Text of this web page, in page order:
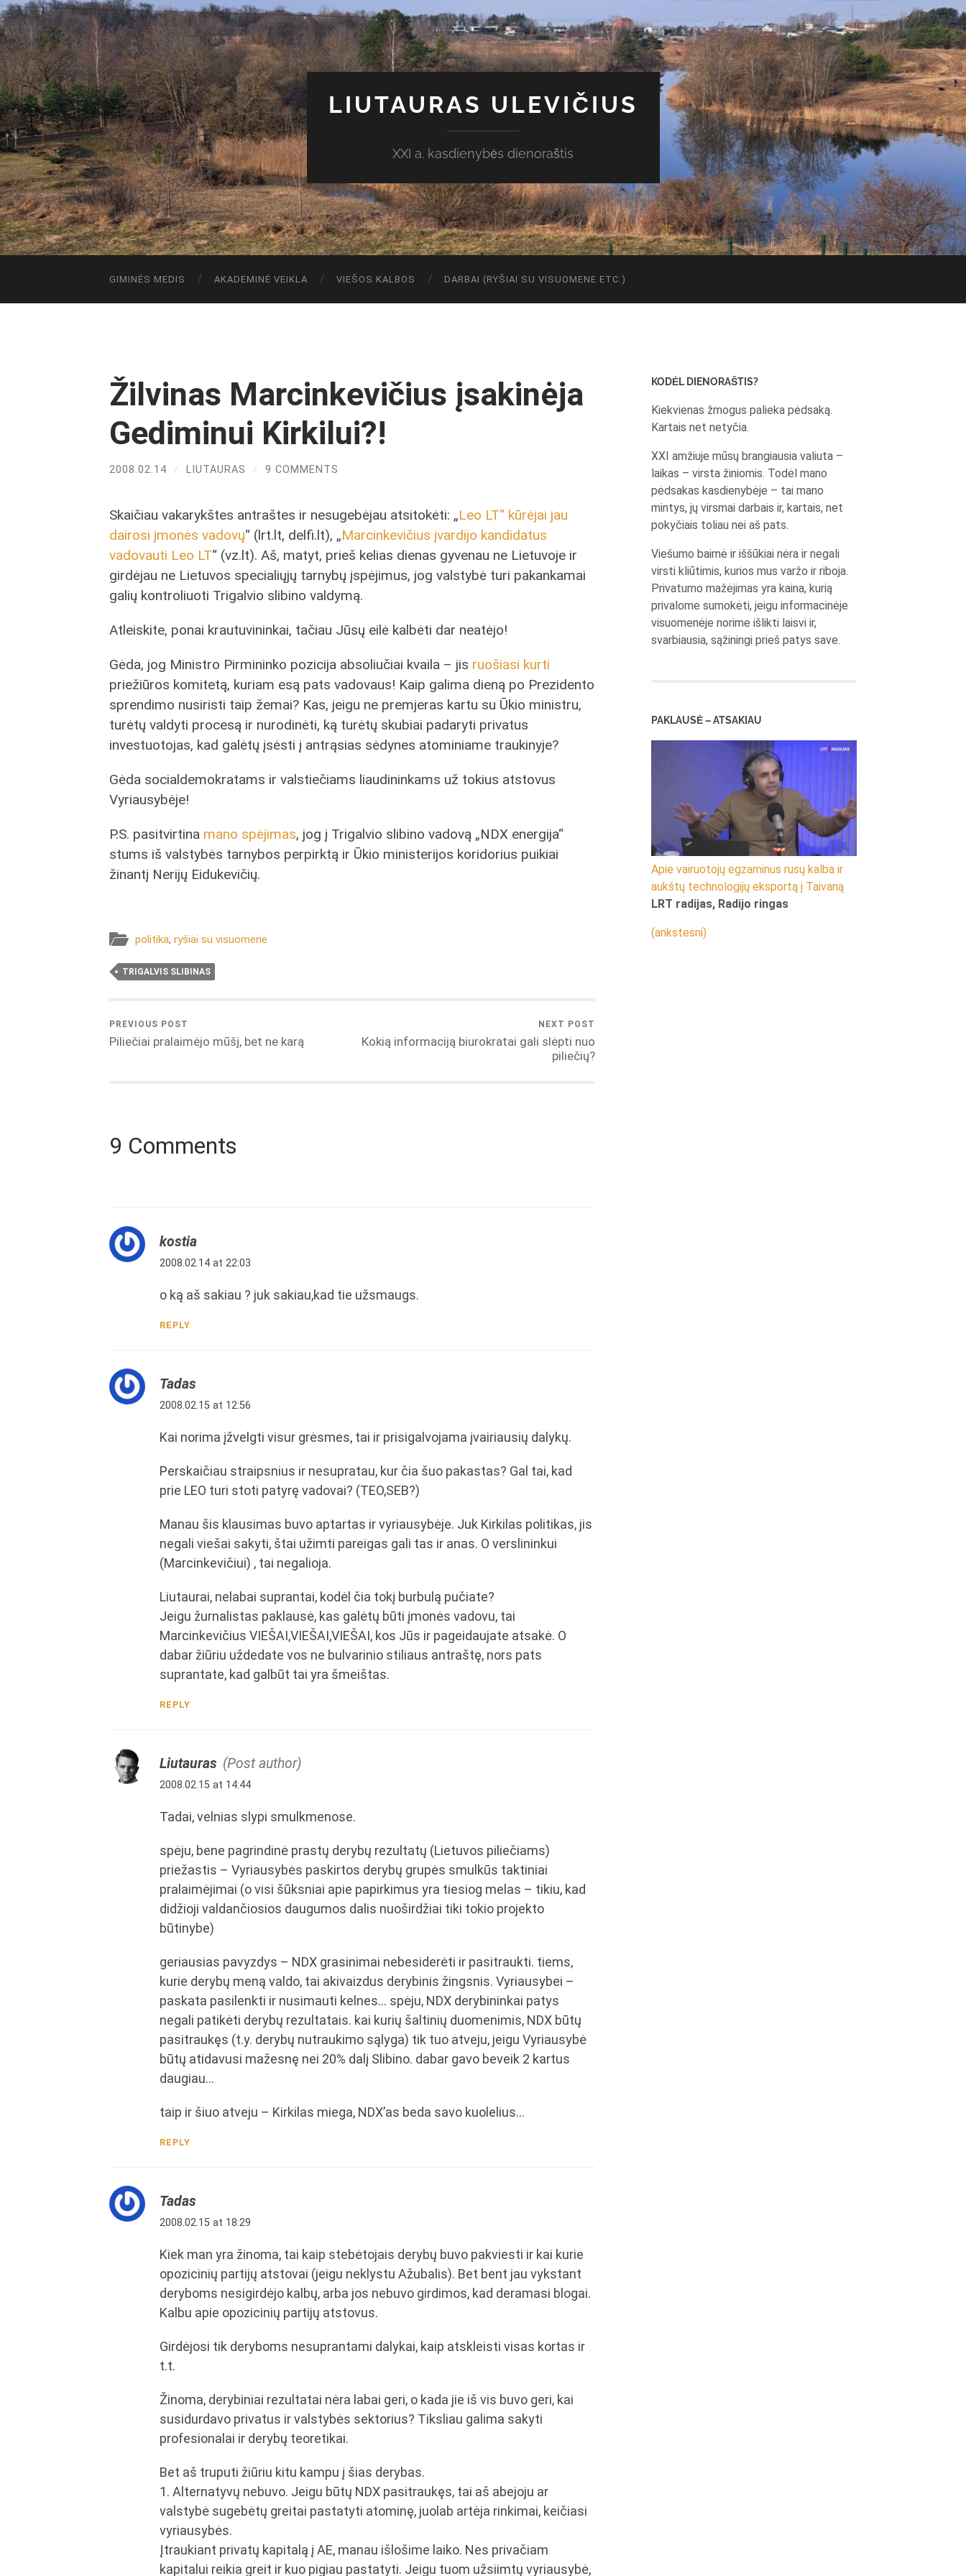
LIUTAURAS ULEVIČIUS
XXI a. kasdienybės dienoraštis
GIMINĖS MEDIS AKADEMINĖ VEIKLA VIEŠOS KALBOS DARBAI (RYŠIAI SU VISUOMENE ETC.)
Žilvinas Marcinkevičius įsakinėja
Gediminui Kirkilui?!
2008.02.14 / LIUTAURAS / 9 COMMENTS
Skaičiau vakarykštes antraštes ir nesugebėjau atsitokėti: „Leo LT“ kūrėjai jau
dairosi įmonės vadovų“ (lrt.lt, delfi.lt), „Marcinkevičius įvardijo kandidatus
vadovauti Leo LT“ (vz.lt). Aš, matyt, prieš kelias dienas gyvenau ne Lietuvoje ir
girdėjau ne Lietuvos specialiųjų tarnybų įspėjimus, jog valstybė turi pakankamai
galių kontroliuoti Trigalvio slibino valdymą.
Atleiskite, ponai krautuvininkai, tačiau Jūsų eilė kalbėti dar neatėjo!
Gėda, jog Ministro Pirmininko pozicija absoliučiai kvaila – jis ruošiasi kurti
priežiūros komitetą, kuriam esą pats vadovaus! Kaip galima dieną po Prezidento
sprendimo nusiristi taip žemai? Kas, jeigu ne premjeras kartu su Ūkio ministru,
turėtų valdyti procesą ir nurodinėti, ką turėtų skubiai padaryti privatus
investuotojas, kad galėtų įsėsti į antrąsias sėdynes atominiame traukinyje?
Gėda socialdemokratams ir valstiečiams liaudininkams už tokius atstovus
Vyriausybėje!
P.S. pasitvirtina mano spėjimas, jog į Trigalvio slibino vadovą „NDX energija“
stums iš valstybės tarnybos perpirktą ir Ūkio ministerijos koridorius puikiai
žinantį Nerijų Eidukevičių.
politika, ryšiai su visuomene
TRIGALVIS SLIBINAS
PREVIOUS POST
Piliečiai pralaimėjo mūšį, bet ne karą
NEXT POST
Kokią informaciją biurokratai gali slėpti nuo
piliečių?
9 Comments
kostia
2008.02.14 at 22:03
o ką aš sakiau ? juk sakiau,kad tie užsmaugs.
REPLY
Tadas
2008.02.15 at 12:56
Kai norima įžvelgti visur grėsmes, tai ir prisigalvojama įvairiausių dalykų.
Perskaičiau straipsnius ir nesupratau, kur čia šuo pakastas? Gal tai, kad
prie LEO turi stoti patyrę vadovai? (TEO,SEB?)
Manau šis klausimas buvo aptartas ir vyriausybėje. Juk Kirkilas politikas, jis
negali viešai sakyti, štai užimti pareigas gali tas ir anas. O verslininkui
(Marcinkevičiui) , tai negalioja.
Liutaurai, nelabai suprantai, kodėl čia tokį burbulą pučiate?
Jeigu žurnalistas paklausė, kas galėtų būti įmonės vadovu, tai
Marcinkevičius VIEŠAI,VIEŠAI,VIEŠAI, kos Jūs ir pageidaujate atsakė. O
dabar žiūriu uždedate vos ne bulvarinio stiliaus antraštę, nors pats
suprantate, kad galbūt tai yra šmeištas.
REPLY
Liutauras (Post author)
2008.02.15 at 14:44
Tadai, velnias slypi smulkmenose.
spėju, bene pagrindinė prastų derybų rezultatų (Lietuvos piliečiams)
priežastis – Vyriausybės paskirtos derybų grupės smulkūs taktiniai
pralaimėjimai (o visi šūksniai apie papirkimus yra tiesiog melas – tikiu, kad
didžioji valdančiosios daugumos dalis nuoširdžiai tiki tokio projekto
būtinybe)
geriausias pavyzdys – NDX grasinimai nebesiderėti ir pasitraukti. tiems,
kurie derybų meną valdo, tai akivaizdus derybinis žingsnis. Vyriausybei –
paskata pasilenkti ir nusimauti kelnes… spėju, NDX derybininkai patys
negali patikėti derybų rezultatais. kai kurių šaltinių duomenimis, NDX būtų
pasitraukęs (t.y. derybų nutraukimo sąlyga) tik tuo atveju, jeigu Vyriausybė
būtų atidavusi mažesnę nei 20% dalį Slibino. dabar gavo beveik 2 kartus
daugiau…
taip ir šiuo atveju – Kirkilas miega, NDX’as beda savo kuolelius…
REPLY
Tadas
2008.02.15 at 18:29
Kiek man yra žinoma, tai kaip stebėtojais derybų buvo pakviesti ir kai kurie
opozicinių partijų atstovai (jeigu neklystu Ažubalis). Bet bent jau vykstant
deryboms nesigirdėjo kalbų, arba jos nebuvo girdimos, kad deramasi blogai.
Kalbu apie opozicinių partijų atstovus.
Girdėjosi tik deryboms nesuprantami dalykai, kaip atskleisti visas kortas ir
t.t.
Žinoma, derybiniai rezultatai nėra labai geri, o kada jie iš vis buvo geri, kai
susidurdavo privatus ir valstybės sektorius? Tiksliau galima sakyti
profesionalai ir derybų teoretikai.
Bet aš truputi žiūriu kitu kampu į šias derybas.
1. Alternatyvų nebuvo. Jeigu būtų NDX pasitraukęs, tai aš abejoju ar
valstybė sugebėtų greitai pastatyti atominę, juolab artėja rinkimai, keičiasi
vyriausybės.
Įtraukiant privatų kapitalą į AE, manau išlošime laiko. Nes privačiam
kapitalui reikia greit ir kuo pigiau pastatyti. Jeigu tuom užsiimtų vyriausybė,
KODĖL DIENORAŠTIS?
Kiekvienas žmogus palieka pėdsaką.
Kartais net netyčia.
XXI amžiuje mūsų brangiausia valiuta –
laikas – virsta žiniomis. Todėl mano
pėdsakas kasdienybėje – tai mano
mintys, jų virsmai darbais ir, kartais, net
pokyčiais toliau nei aš pats.
Viešumo baimė ir iššūkiai nėra ir negali
virsti kliūtimis, kurios mus varžo ir riboja.
Privatumo mažėjimas yra kaina, kurią
privalome sumokėti, jeigu informacinėje
visuomenėje norime išlikti laisvi ir,
svarbiausia, sąžiningi prieš patys save.
PAKLAUSĖ – ATSAKIAU
Apie vairuotojų egzaminus rusų kalba ir
aukštų technologijų eksportą į Taivaną
LRT radijas, Radijo ringas
(ankstesni)